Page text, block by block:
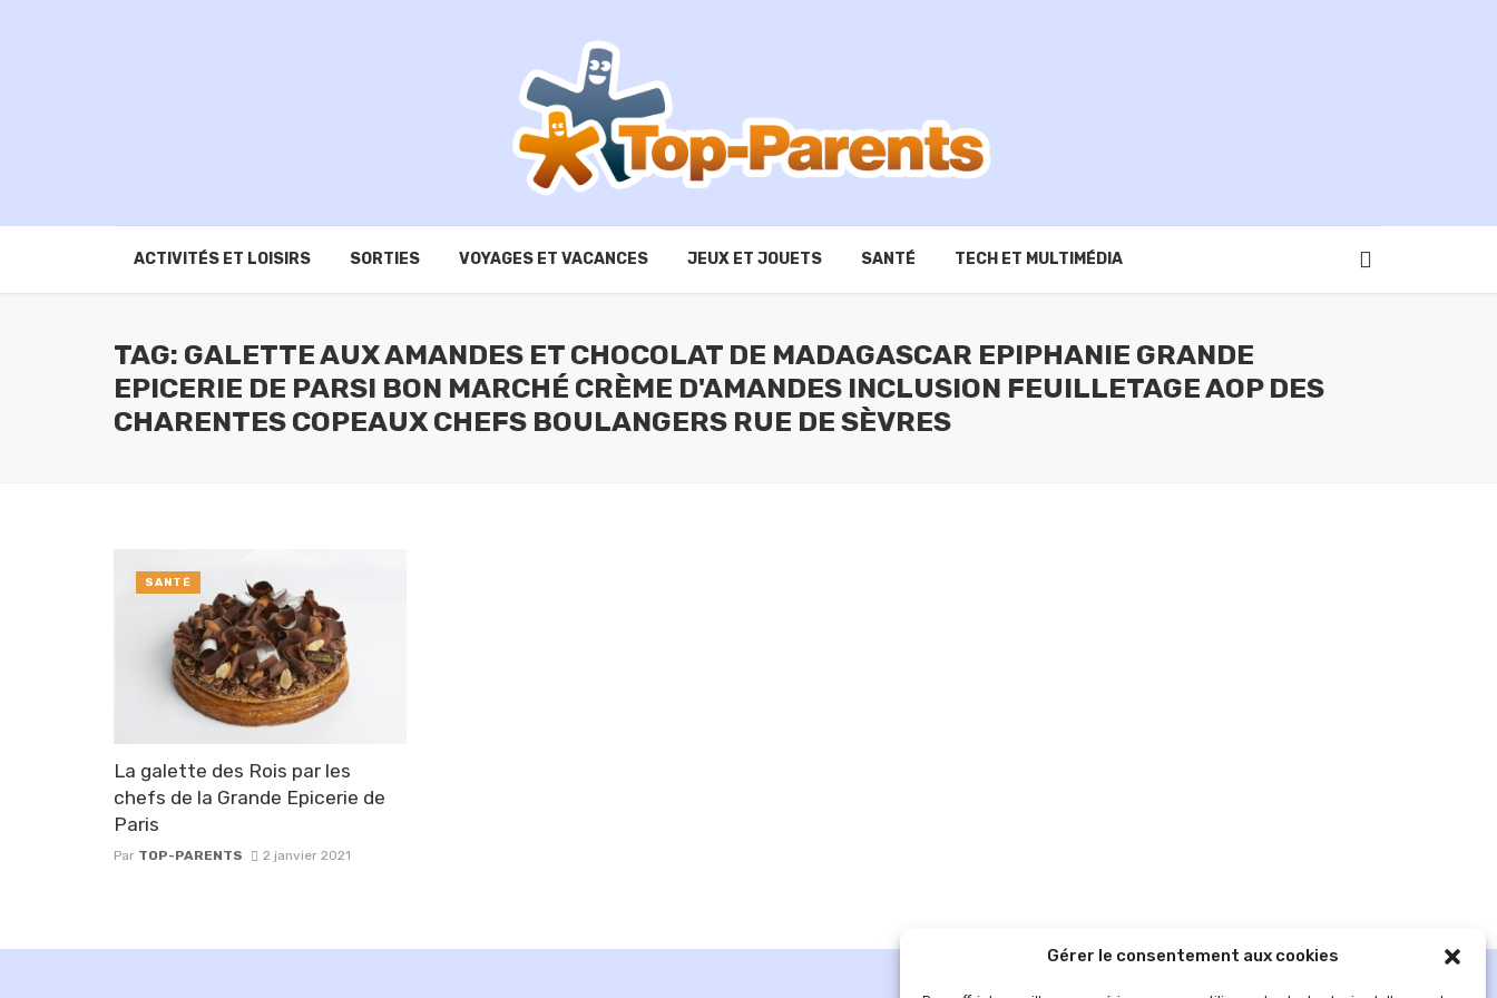
Gérer le consentement aux cookies
ACTIVITÉS ET LOISIRS SORTIES VOYAGES ET VACANCES JEUX ET JOUETS SANTÉ TECH ET MULTIMÉDIA
TAG: GALETTE AUX AMANDES ET CHOCOLAT DE MADAGASCAR EPIPHANIE GRANDE
EPICERIE DE PARSI BON MARCHÉ CRÈME D'AMANDES INCLUSION FEUILLETAGE AOP DES
CHARENTES COPEAUX CHEFS BOULANGERS RUE DE SÈVRES
La galette des Rois par les
chefs de la Grande Epicerie de
Paris
Par TOP-PARENTS 2 janvier 2021
SANTÉ